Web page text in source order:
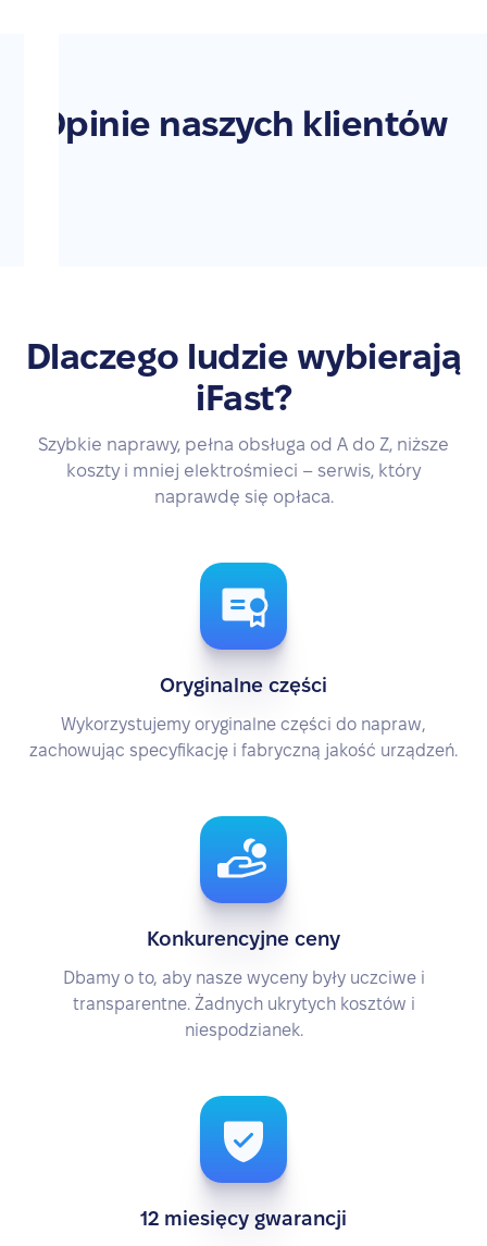
Opinie naszych klientów
Dlaczego ludzie wybierają
iFast?
Szybkie naprawy, pełna obsługa od A do Z, niższe
koszty i mniej elektrośmieci – serwis, który
naprawdę się opłaca.
Oryginalne części
Wykorzystujemy oryginalne części do napraw,
zachowując specyfikację i fabryczną jakość urządzeń.
Konkurencyjne ceny
Dbamy o to, aby nasze wyceny były uczciwe i
transparentne. Żadnych ukrytych kosztów i
niespodzianek.
12 miesięcy gwarancji